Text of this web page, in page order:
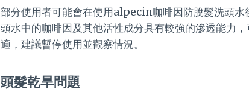
部分使用者可能會在使用alpecin咖啡因防脫髮洗頭
頭水中的咖啡因及其他活性成分具有較強的滲透能力
適，建議暫停使用並觀察情況。
頭髮乾旱問題